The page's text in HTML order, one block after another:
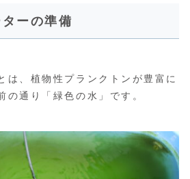
ーの準備
は、植物性プランクトンが豊富に
の通り「緑色の水」です。